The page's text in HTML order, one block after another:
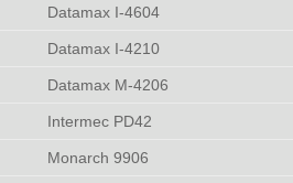
Datamax I-4604
Datamax I-4210
Datamax M-4206
Intermec PD42
Monarch 9906